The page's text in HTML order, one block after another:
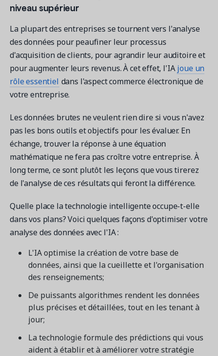
niveau supérieur
La plupart des entreprises se tournent vers l'analyse
des données pour peaufiner leur processus
d'acquisition de clients, pour agrandir leur auditoire et
pour augmenter leurs revenus. À cet effet, l'IA joue un
rôle essentiel dans l'aspect commerce électronique de
votre entreprise.
Les données brutes ne veulent rien dire si vous n'avez
pas les bons outils et objectifs pour les évaluer. En
échange, trouver la réponse à une équation
mathématique ne fera pas croître votre entreprise. À
long terme, ce sont plutôt les leçons que vous tirerez
de l'analyse de ces résultats qui feront la différence.
Quelle place la technologie intelligente occupe-t-elle
dans vos plans? Voici quelques façons d'optimiser votre
analyse des données avec l'IA :
L'IA optimise la création de votre base de
données, ainsi que la cueillette et l'organisation
des renseignements;
De puissants algorithmes rendent les données
plus précises et détaillées, tout en les tenant à
jour;
La technologie formule des prédictions qui vous
aident à établir et à améliorer votre stratégie